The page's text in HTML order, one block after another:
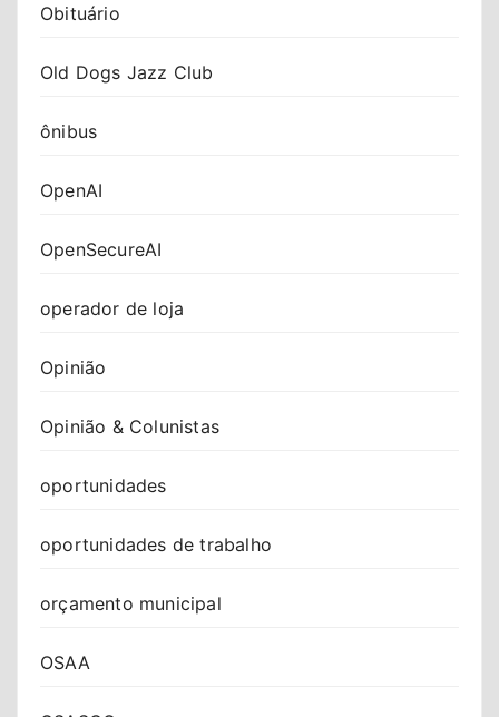
Obituário
Old Dogs Jazz Club
ônibus
OpenAI
OpenSecureAI
operador de loja
Opinião
Opinião & Colunistas
oportunidades
oportunidades de trabalho
orçamento municipal
OSAA